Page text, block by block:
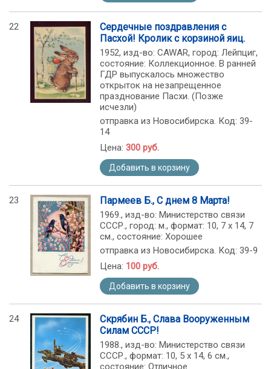
22
Сердечные поздравления с
Пасхой! Кролик с корзиной яиц.
1952, изд-во: CAWAR, город: Лейпциг,
состояние: Коллекционное. В ранней
ГДР выпускалось множество
открыток на незапрещенное
празднование Пасхи. (Позже
исчезли)
отправка из Новосибирска. Код: 39-
14
Цена: 300 руб.
Добавить в корзину
23 Пармеев Б., С днем 8 Марта!
1969., изд-во: Министерство связи
СССР., город: м., формат: 10, 7 х 14, 7
см., состояние: Хорошее
отправка из Новосибирска. Код: 39-9
Цена: 100 руб.
Добавить в корзину
24
Скрябин Б., Слава Вооруженным
Силам СССР!
1988., изд-во: Министерство связи
СССР., формат: 10, 5 х 14, 6 см.,